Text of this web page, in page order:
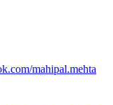
mahipal.mehta